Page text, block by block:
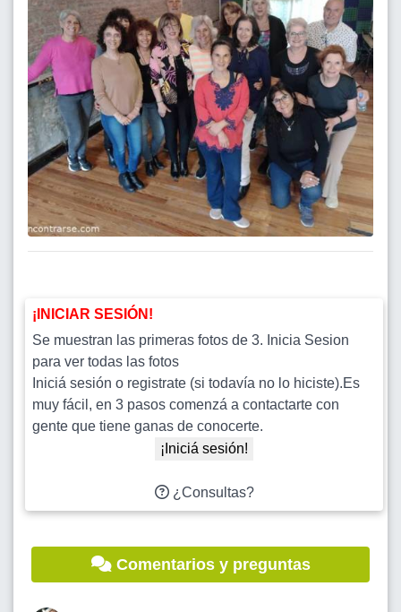
¡INICIAR SESIÓN!
Se muestran las primeras fotos de 3. Inicia Sesion
para ver todas las fotos
Iniciá sesión o registrate (si todavía no lo hiciste).Es
muy fácil, en 3 pasos comenzá a contactarte con
gente que tiene ganas de conocerte.
¡Iniciá sesión!
¿Consultas?
Comentarios y preguntas